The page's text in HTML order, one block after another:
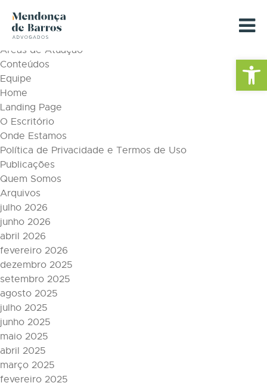
Barra de
Páginas
Áreas de Atuação
Conteúdos
Equipe
Home
Landing Page
O Escritório
Onde Estamos
Política de Privacidade e Termos de Uso
Publicações
Quem Somos
Arquivos
julho 2026
junho 2026
abril 2026
fevereiro 2026
dezembro 2025
setembro 2025
agosto 2025
julho 2025
junho 2025
maio 2025
abril 2025
março 2025
fevereiro 2025